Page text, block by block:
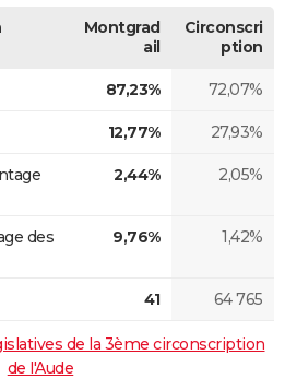
Montgrad
ail
Circonscri
ption
87,23% 72,07%
12,77% 27,93%
2,44% 2,05%
des
9,76% 1,42%
41 64 765
de la 3ème circonscription
de l'Aude